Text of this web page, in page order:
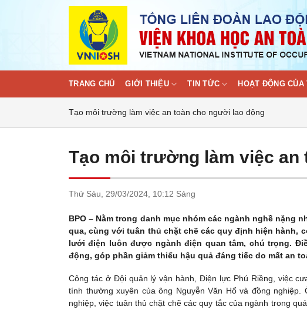
TRANG CHỦ GIỚI THIỆU TIN TỨC HOẠT ĐỘNG CỦA
Tạo môi trường làm việc an toàn cho người lao động
Tạo môi trường làm việc
Thứ Sáu, 29/03/2024, 10:12 Sáng
BPO – Nằm trong danh mục nhóm các ngành nghề nặng
qua, cùng với tuân thủ chặt chẽ các quy định hiện hành,
lưới điện luôn được ngành điện quan tâm, chú trọng.
động, góp phần giảm thiểu hậu quả đáng tiếc do mất an
Công tác ở Đội quản lý vận hành, Điện lực Phú Riềng, việc
tính thường xuyên của ông Nguyễn Văn Hổ và đồng
nghiệp, việc tuân thủ chặt chẽ các quy tắc của ngành trong